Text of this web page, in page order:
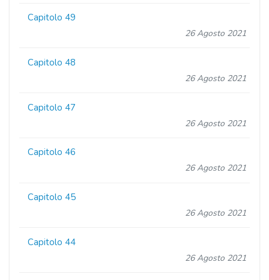
Capitolo 49
26 Agosto 2021
Capitolo 48
26 Agosto 2021
Capitolo 47
26 Agosto 2021
Capitolo 46
26 Agosto 2021
Capitolo 45
26 Agosto 2021
Capitolo 44
26 Agosto 2021